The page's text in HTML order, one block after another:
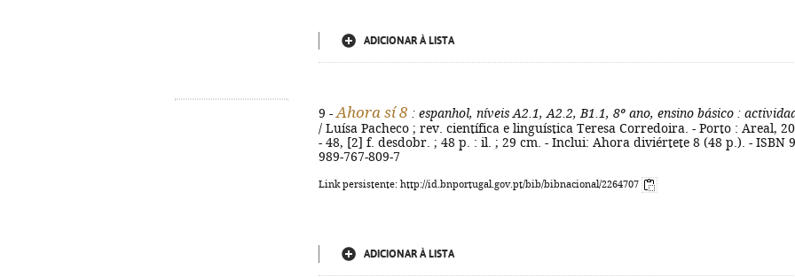
ADICIONAR À LISTA
9 - Ahora sí 8 : espanhol, níveis A2.1, A2.2, B1.1, 8º ano, ensino básico :
/ Luísa Pacheco ; rev. científica e linguística Teresa Corredoira. - Porto : Areal,
- 48, [2] f. desdobr. ; 48 p. : il. ; 29 cm. - Inclui: Ahora diviértete 8 (48 p.). - ISBN
989-767-809-7
Link persistente: http://id.bnportugal.gov.pt/bib/bibnacional/2264707
ADICIONAR À LISTA